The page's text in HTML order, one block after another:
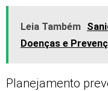
Leia Também
Doenças e
Planejamento